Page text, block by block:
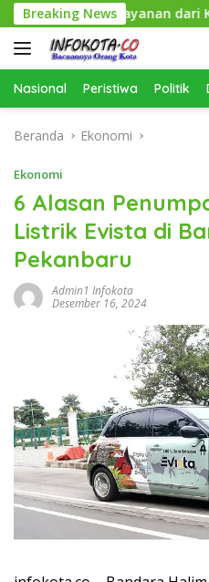
Langsung
ke
konten
Breaking News
Layanan dari KPR
Nasional Peristiwa Politik
Beranda Ekonomi
Ekonomi
6 Alasan
Listrik Evista di
Pekanbaru
Admin1 Infokota
Desember 16, 2024